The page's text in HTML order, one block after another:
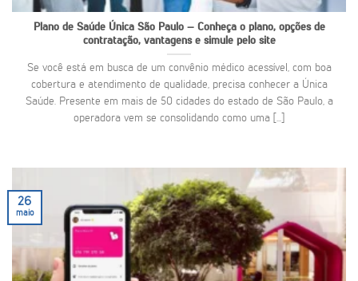
Plano de Saúde Única São Paulo – Conheça o plano, opções de
contratação, vantagens e simule pelo site
Se você está em busca de um convênio médico acessível, com boa
cobertura e atendimento de qualidade, precisa conhecer a Única
Saúde. Presente em mais de 50 cidades do estado de São Paulo, a
operadora vem se consolidando como uma [...]
26
maio